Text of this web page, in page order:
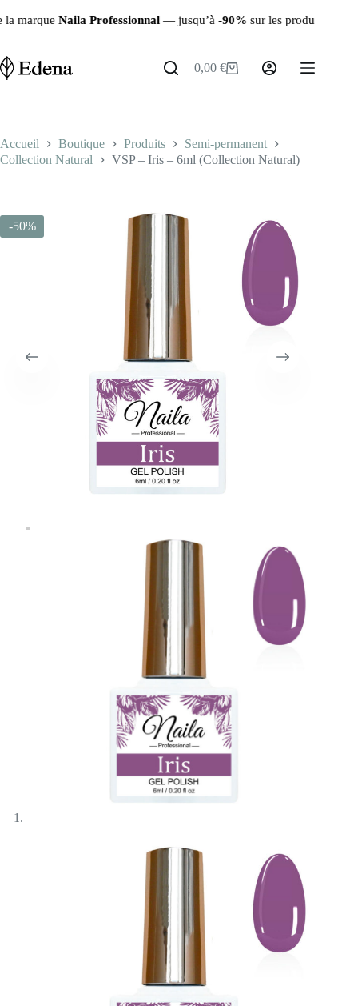
au
— jusqu’à-90%sur les produits restants ✨ | 🚚
Panier
0,00€
Accueil Boutique Produits
Semi-permanent
Collection Natural
VSP – Iris – 6ml (Collection Natural)
-50%